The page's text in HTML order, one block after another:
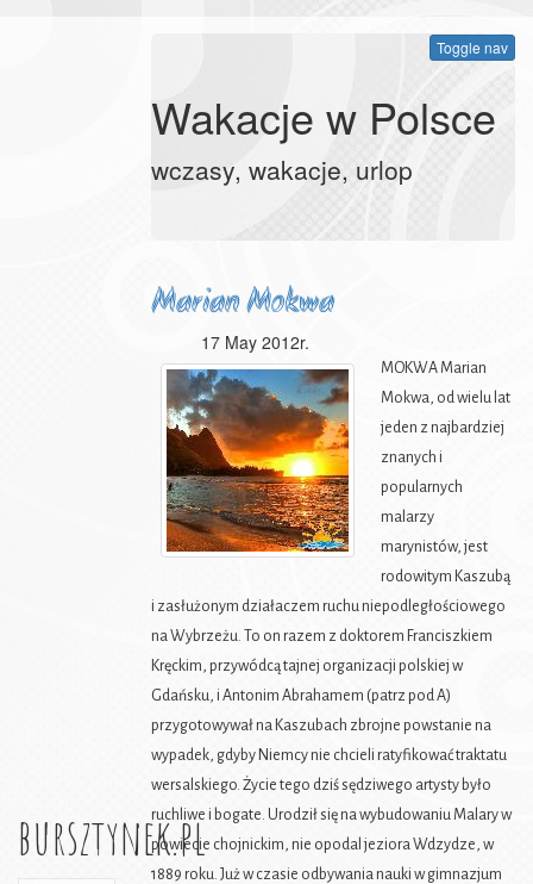
bursztynek.pl
Toggle nav
Wakacje w Polsce
wczasy, wakacje, urlop
Marian Mokwa
17 May 2012r.
MOKWA Marian
Mokwa, od wielu lat
jeden z najbardziej
znanych i
popularnych
malarzy
marynistów, jest
rodowitym Kaszubą
i zasłużonym działaczem ruchu niepodległościowego
na Wybrzeżu. To on razem z doktorem Franciszkiem
Kręckim, przywódcą tajnej organizacji polskiej w
Gdańsku, i Antonim Abrahamem (patrz pod A)
przygotowywał na Kaszubach zbrojne powstanie na
wypadek, gdyby Niemcy nie chcieli ratyfikować traktatu
wersalskiego. Życie tego dziś sędziwego artysty było
ruchliwe i bogate. Urodził się na wybudowaniu Malary w
powiecie chojnickim, nie opodal jeziora Wdzydze, w
1889 roku. Już w czasie odbywania nauki w gimnazjum